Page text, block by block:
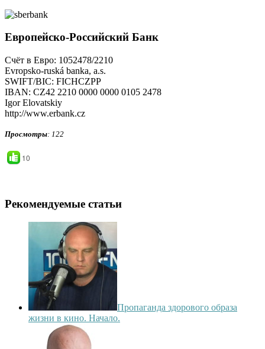
Европейско-Российский Банк
Счёт в Евро: 1052478/2210
Еvropsko-ruská banka, a.s.
SWIFT/BIC: FICHCZPP
IBAN: CZ42 2210 0000 0000 0105 2478
Igor Elovatskiy
http://www.erbank.cz
Просмотры: 122
10
Рекомендуемые статьи
Пропаганда здорового образа
жизни в кино. Начало.